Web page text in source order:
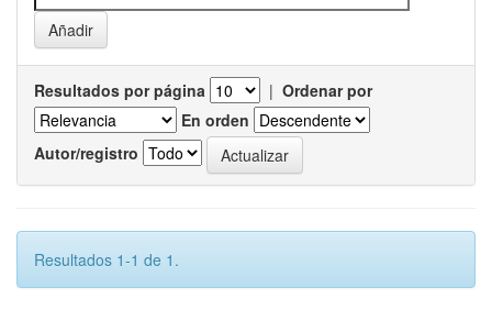
Resultados por página | Ordenar por
En orden
Autor/registro
Resultados 1-1 de 1.